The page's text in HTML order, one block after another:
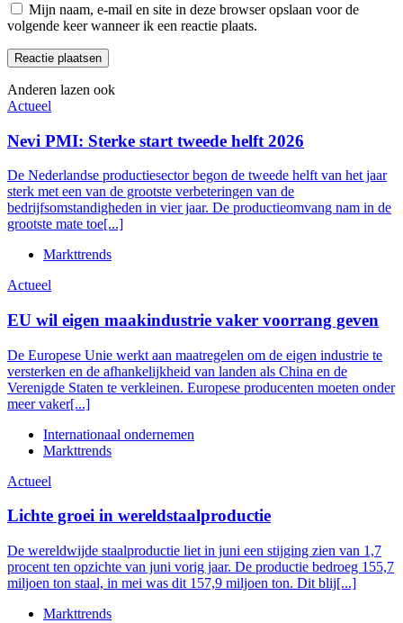
Mijn naam, e-mail en site in deze browser opslaan voor de
volgende keer wanneer ik een reactie plaats.
Anderen lazen ook
Actueel
Nevi PMI: Sterke start tweede helft 2026
De Nederlandse productiesector begon de tweede helft van het jaar
sterk met een van de grootste verbeteringen van de
bedrijfsomstandigheden in vier jaar. De productieomvang nam in de
grootste mate toe[...]
Markttrends
Actueel
EU wil eigen maakindustrie vaker voorrang geven
De Europese Unie werkt aan maatregelen om de eigen industrie te
versterken en de afhankelijkheid van landen als China en de
Verenigde Staten te verkleinen. Europese producenten moeten onder
meer vaker[...]
Internationaal ondernemen
Markttrends
Actueel
Lichte groei in wereldstaalproductie
De wereldwijde staalproductie liet in juni een stijging zien van 1,7
procent ten opzichte van juni vorig jaar. De productie bedroeg 155,7
miljoen ton staal, in mei was dit 157,9 miljoen ton. Dit blij[...]
Markttrends